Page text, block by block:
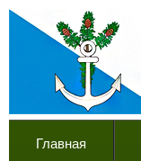
Главная